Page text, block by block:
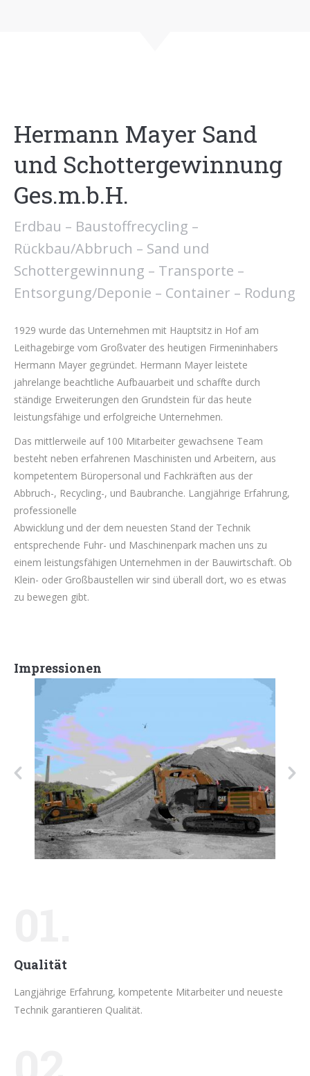
Hermann Mayer Sand
und Schottergewinnung
Ges.m.b.H.
Erdbau – Baustoffrecycling –
Rückbau/Abbruch – Sand und
Schottergewinnung – Transporte –
Entsorgung/Deponie – Container – Rodung
1929 wurde das Unternehmen mit Hauptsitz in Hof am
Leithagebirge vom Großvater des heutigen Firmeninhabers
Hermann Mayer gegründet. Hermann Mayer leistete
jahrelange beachtliche Aufbauarbeit und schaffte durch
ständige Erweiterungen den Grundstein für das heute
leistungsfähige und erfolgreiche Unternehmen.
Das mittlerweile auf 100 Mitarbeiter gewachsene Team
besteht neben erfahrenen Maschinisten und Arbeitern, aus
kompetentem Büropersonal und Fachkräften aus der
Abbruch-, Recycling-, und Baubranche. Langjährige Erfahrung,
professionelle
Abwicklung und der dem neuesten Stand der Technik
entsprechende Fuhr- und Maschinenpark machen uns zu
einem leistungsfähigen Unternehmen in der Bauwirtschaft. Ob
Klein- oder Großbaustellen wir sind überall dort, wo es etwas
zu bewegen gibt.
Impressionen
Qualität
Langjährige Erfahrung, kompetente Mitarbeiter und neueste
Technik garantieren Qualität.